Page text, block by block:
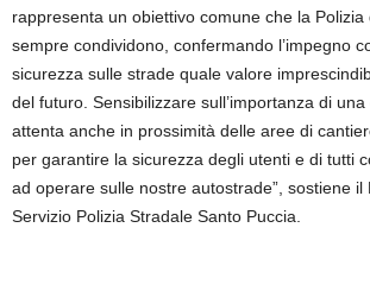
rappresenta un obiettivo comune che la Polizia
sempre condividono, confermando l’impegno
sicurezza sulle strade quale valore
del futuro. Sensibilizzare sull’importanza di
attenta anche in prossimità delle aree di
per garantire la sicurezza degli utenti e di tutti
ad operare sulle nostre autostrade”, sostiene il
Servizio Polizia Stradale Santo Puccia.